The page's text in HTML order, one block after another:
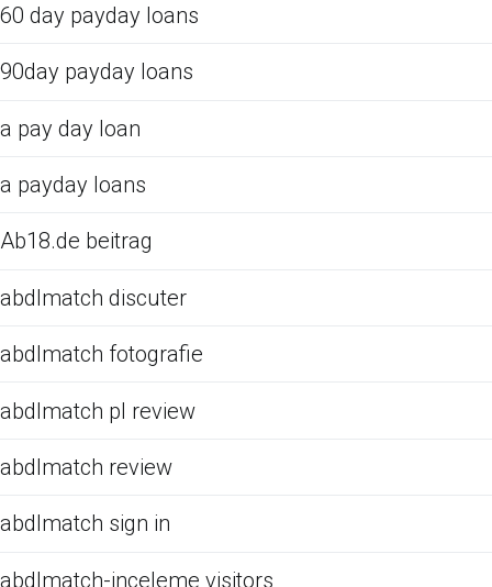
60 day payday loans
90day payday loans
a pay day loan
a payday loans
Ab18.de beitrag
abdlmatch discuter
abdlmatch fotografie
abdlmatch pl review
abdlmatch review
abdlmatch sign in
abdlmatch-inceleme visitors